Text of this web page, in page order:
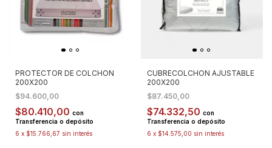
PROTECTOR DE COLCHON
200X200
$94.600,00
$80.410,00 con
Transferencia o depósito
6 x $15.766,67 sin interés
CUBRECOLCHON AJUSTABLE
200X200
$87.450,00
$74.332,50 con
Transferencia o depósito
6 x $14.575,00 sin interés